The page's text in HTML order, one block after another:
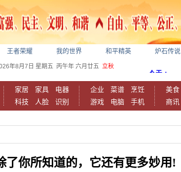
王者荣耀 我的世界 和平精英 炉石传说
年8月7日 星期五 丙午年 六月廿五 立秋
家居 家具
电器
科技
人脸 识别
企业 菜谱
烹饪
游戏
电脑 手机
美食
商讯
了你所知道的，它还有更多妙用!